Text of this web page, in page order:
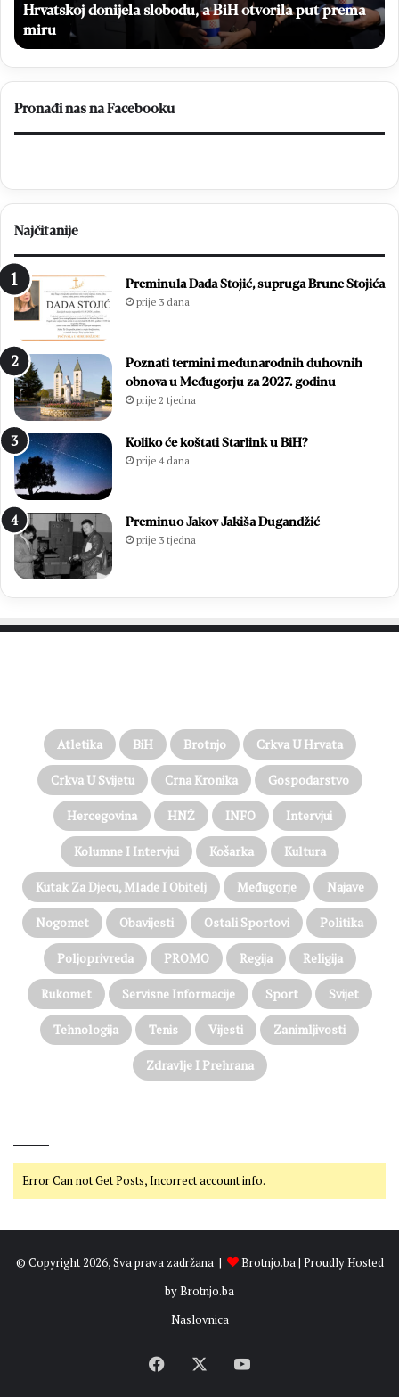
Hrvatskoj
donijela
slobodu,
a
BiH
otvorila
Hrvatskoj donijela slobodu, a BiH otvorila put prema
miru
Pronađi nas na Facebooku
Najčitanije
Preminula Dada Stojić, supruga Brune Stojića
prije 3 dana
Poznati termini međunarodnih duhovnih
obnova u Međugorju za 2027. godinu
prije 2 tjedna
Koliko će koštati Starlink u BiH?
prije 4 dana
Preminuo Jakov Jakiša Dugandžić
prije 3 tjedna
Atletika BiH Brotnjo Crkva U Hrvata
Crkva U Svijetu Crna Kronika Gospodarstvo
Hercegovina HNŽ INFO Intervjui
Kolumne I Intervjui Košarka Kultura
Kutak Za Djecu, Mlade I Obitelj Međugorje Najave
Nogomet Obavijesti Ostali Sportovi Politika
Poljoprivreda PROMO Regija Religija
Rukomet Servisne Informacije Sport Svijet
Tehnologija Tenis Vijesti Zanimljivosti
Zdravlje I Prehrana
Error Can not Get Posts, Incorrect account info.
© Copyright 2026, Sva prava zadržana | Brotnjo.ba| Proudly Hosted
byBrotnjo.ba
Naslovnica
Facebook YouTube